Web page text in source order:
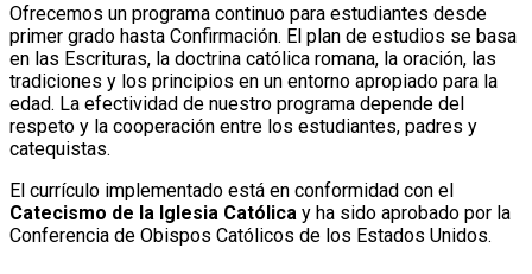
Ofrecemos un programa continuo para estudiantes desde
primer grado hasta Confirmación. El plan de estudios se basa
en las Escrituras, la doctrina católica romana, la oración, las
tradiciones y los principios en un entorno apropiado para la
edad. La efectividad de nuestro programa depende del
respeto y la cooperación entre los estudiantes, padres y
catequistas.
El currículo implementado está en conformidad con el
Catecismo de la Iglesia Católica y ha sido aprobado por la
Conferencia de Obispos Católicos de los Estados Unidos.